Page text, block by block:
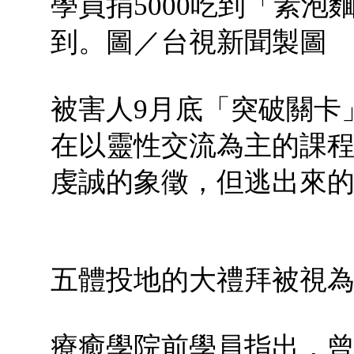
到。圖／台視新聞製圖
被害人9月底「突破關卡
在以靈性交流為主的課
虔誠的象徵，但逃出來
五體投地的大禮拜被視
療癒學院前學員指出，